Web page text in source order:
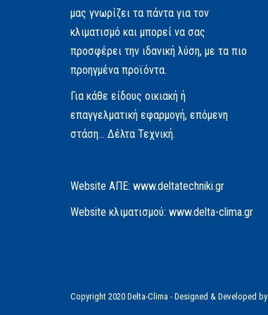
μας γνωρίζει τα πάντα για τον
κλιματισμό και μπορεί να σας
προσφέρει την ιδανική λύση, με τα πιο
προηγμένα προϊόντα.
Για κάθε είδους οικιακή ή
επαγγελματική εφαρμογή, επόμενη
στάση… Δέλτα Τεχνική.
Website AΠΕ: www.deltatechniki.gr
Website κλιματισμού: www.delta-clima.gr
Copyright 2020 Delta-Clima - Designed & Developed by